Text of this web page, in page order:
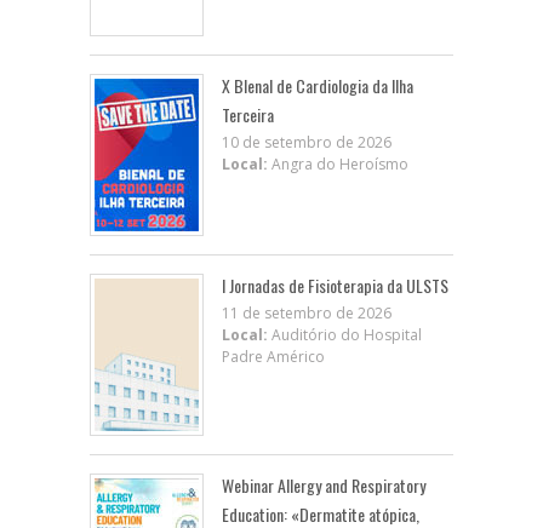
X BIenal de Cardiologia da Ilha
Terceira
10 de setembro de 2026
Local: Angra do Heroísmo
I Jornadas de Fisioterapia da ULSTS
11 de setembro de 2026
Local: Auditório do Hospital
Padre Américo
Webinar Allergy and Respiratory
Education: «Dermatite atópica,